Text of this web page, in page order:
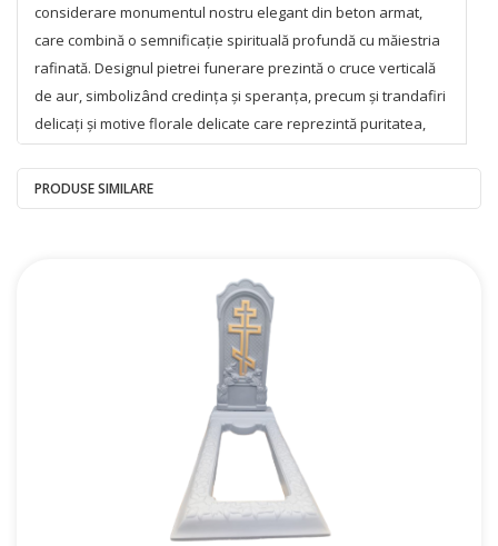
considerare monumentul nostru elegant din beton armat,
care combină o semnificație spirituală profundă cu măiestria
rafinată. Designul pietrei funerare prezintă o cruce verticală
de aur, simbolizând credința și speranța, precum și trandafiri
delicați și motive florale delicate care reprezintă puritatea,
frumusețea și iubirea eternă.
excepțională la toate condițiile meteorologice. Puteți fi siguri
că acest monument funerar își va păstra aspectul original
mulți ani de acum înainte, necesitând puțină întreținere.
Monumentul are o nișă ovală pentru un portret și un spațiu
dreptunghiular pentru nume, date sau epitafe, permițând
Oferim posibilitatea de a achiziționa o piatră funerară atât în ​​
PRODUSE SIMILARE